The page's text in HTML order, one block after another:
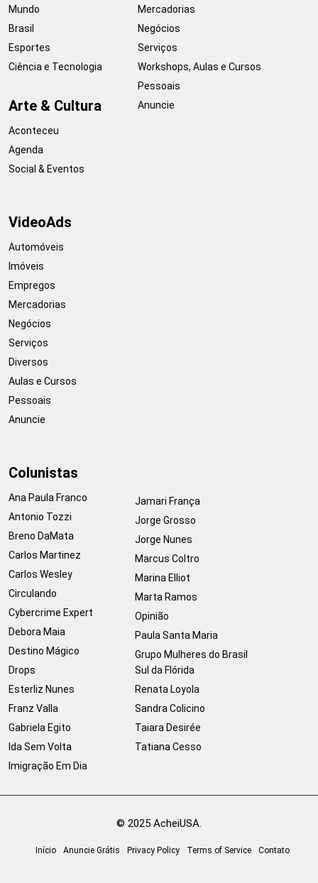
Mundo
Brasil
Esportes
Ciência e Tecnologia
Arte & Cultura
Aconteceu
Agenda
Social & Eventos
Mercadorias
Negócios
Serviços
Workshops, Aulas e Cursos
Pessoais
Anuncie
VideoAds
Automóveis
Imóveis
Empregos
Mercadorias
Negócios
Serviços
Diversos
Aulas e Cursos
Pessoais
Anuncie
Colunistas
Ana Paula Franco
Antonio Tozzi
Breno DaMata
Carlos Martinez
Carlos Wesley
Circulando
Cybercrime Expert
Debora Maia
Destino Mágico
Drops
Esterliz Nunes
Franz Valla
Gabriela Egito
Ida Sem Volta
Imigração Em Dia
Jamari França
Jorge Grosso
Jorge Nunes
Marcus Coltro
Marina Elliot
Marta Ramos
Opinião
Paula Santa Maria
Grupo Mulheres do Brasil
Sul da Flórida
Renata Loyola
Sandra Colicino
Taiara Desirée
Tatiana Cesso
© 2025 AcheiUSA.
Início Anuncie Grátis Privacy Policy Terms of Service Contato